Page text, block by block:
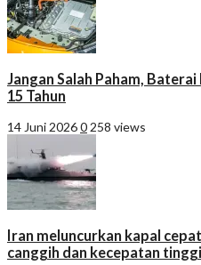
Jangan Salah Paham,
15 Tahun
14 Juni 20260 258 views
Iran meluncurkan kapal
canggih dan kecepatan tinggi